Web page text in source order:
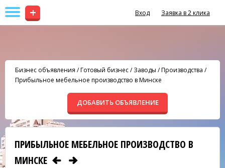
+ Вход Заявка в 2 клика
Бизнес объявления /Готовый бизнес/Заводы / Производства /
Прибыльное мебельное производство в Минске
ДОБАВИТЬ ОБЪЯВЛЕНИЕ
ПРИБЫЛЬНОЕ МЕБЕЛЬНОЕ ПРОИЗВОДСТВО В
МИНСКЕ